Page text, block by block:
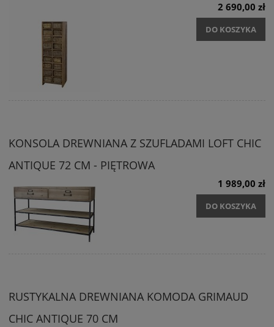
2 690,00 zł
DO KOSZYKA
KONSOLA DREWNIANA Z SZUFLADAMI LOFT CHIC
ANTIQUE 72 CM - PIĘTROWA
1 989,00 zł
DO KOSZYKA
RUSTYKALNA DREWNIANA KOMODA GRIMAUD
CHIC ANTIQUE 70 CM